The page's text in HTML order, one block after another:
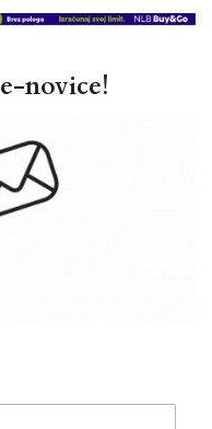
novice!